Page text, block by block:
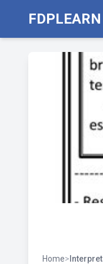
FDPLEARN
Home>